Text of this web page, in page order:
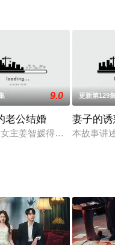
整版电视剧全集就上
丽回归，完美蜕变为成
9.0
老公结婚
主姜智媛得了癌症，她目
更新第129
妻子的
本故事讲